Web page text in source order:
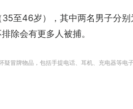
至46岁），其中两名男子分
除会有更多人被捕。
冒牌物品，包括手提电话、耳机、充电器等电